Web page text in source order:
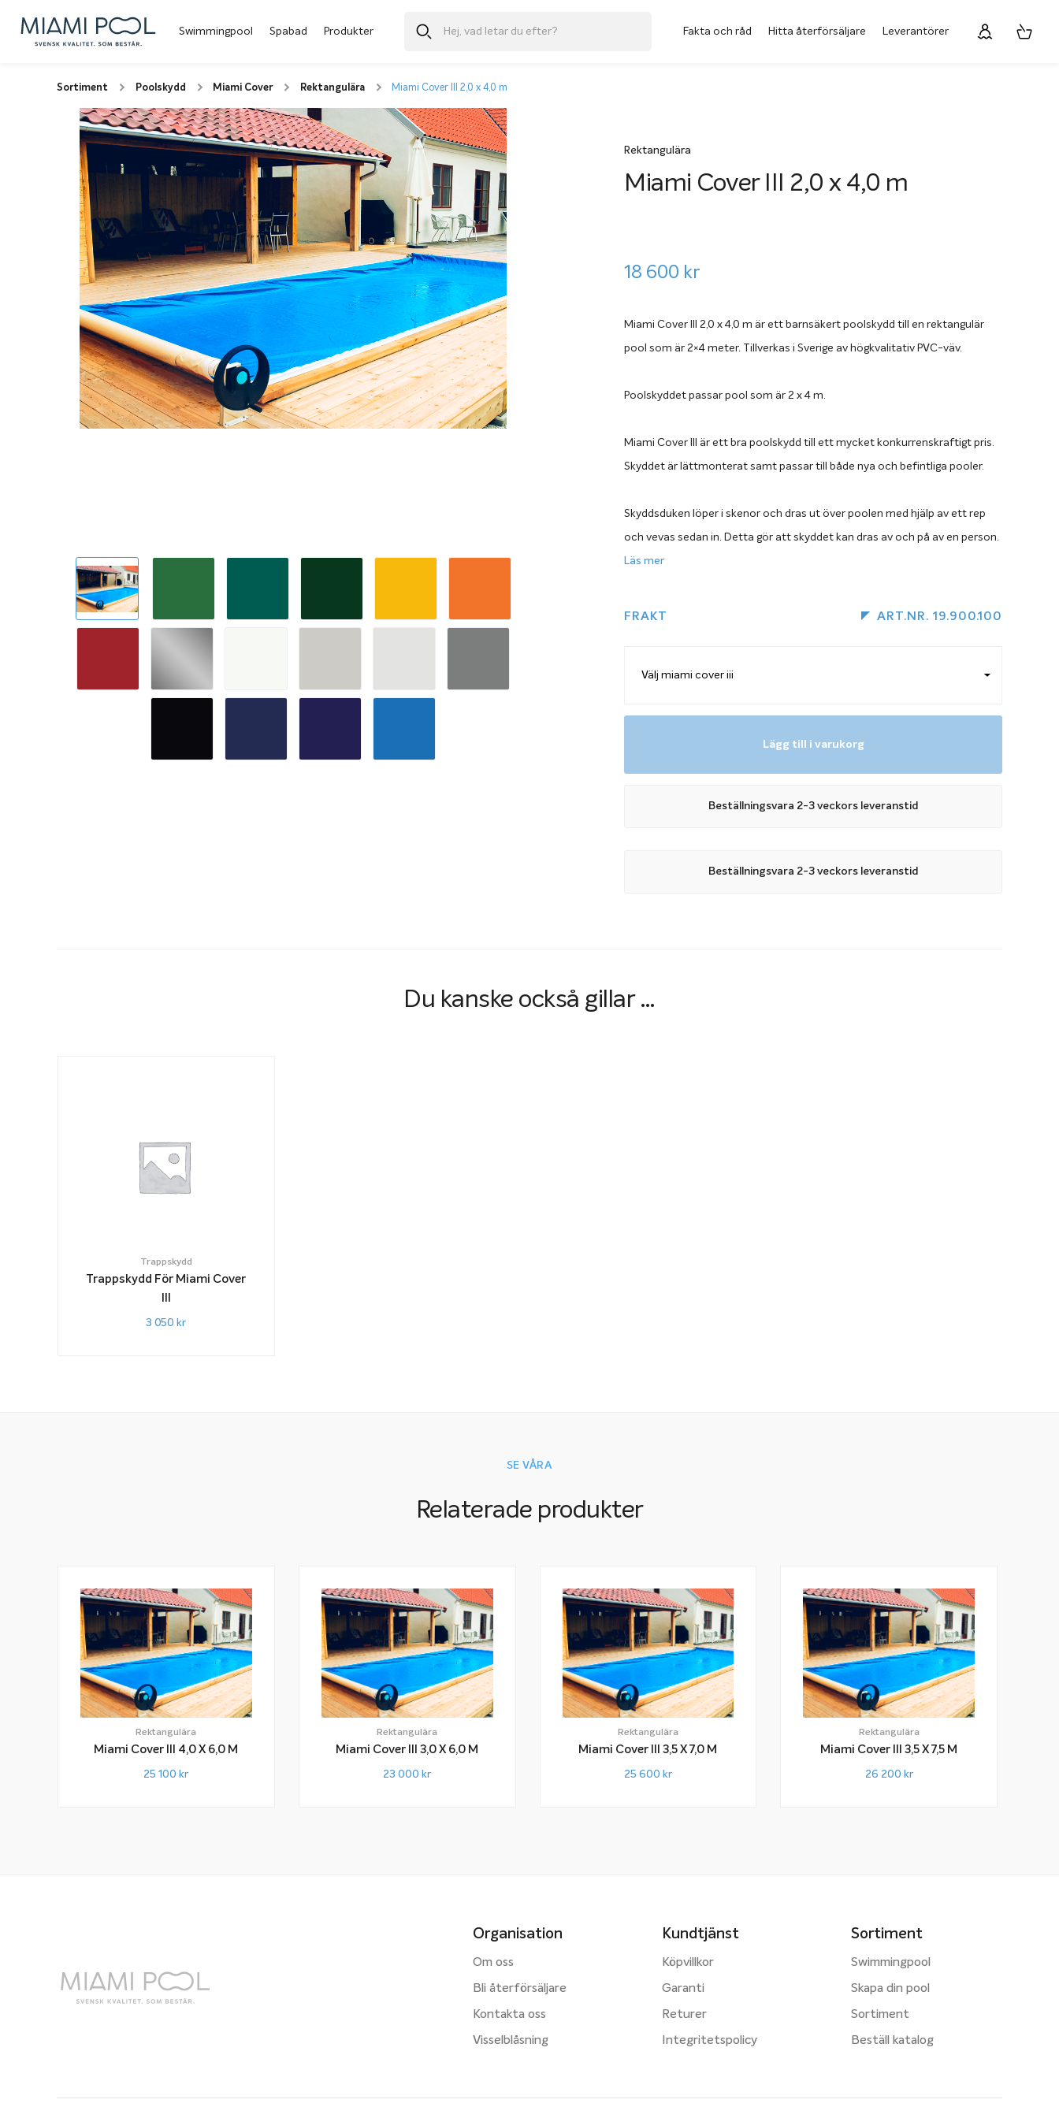
Swimmingpool Spabad Produkter Fakta och råd Hitta återförsäljare Leverantörer
Sortiment Poolskydd Miami Cover Rektangulära Miami Cover III 2,0 x 4,0 m
Rektangulära
Miami Cover III 2,0 x 4,0 m
18 600 kr
Miami Cover III 2,0 x 4,0 m är ett barnsäkert poolskydd till en rektangulär
pool som är 2×4 meter. Tillverkas i Sverige av högkvalitativ PVC-väv.
Poolskyddet passar pool som är 2 x 4 m.
Miami Cover III är ett bra poolskydd till ett mycket konkurrenskraftigt pris.
Skyddet är lättmonterat samt passar till både nya och befintliga pooler.
Skyddsduken löper i skenor och dras ut över poolen med hjälp av ett rep
och vevas sedan in. Detta gör att skyddet kan dras av och på av en person.
du till den produkten i varukorgen tillsammans med den storlek på Miami
du att utrusta skyddet med ett extra trappskydd.
Läs mer
FRAKT ART.NR. 19.900.100
Lägg till i varukorg
Beställningsvara 2-3 veckors leveranstid
Beställningsvara 2-3 veckors leveranstid
Du kanske också gillar …
Trappskydd
Trappskydd För Miami Cover
3 050 kr
SE VÅRA
Relaterade produkter
Rektangulära
Miami Cover III 4,0 X 6,0 M
25 100 kr
Rektangulära
Miami Cover III 3,0 X 6,0 M
23 000 kr
Rektangulära
Miami Cover III 3,5 X 7,0 M
25 600 kr
Rektangulära
Miami Cover III 3,5 X 7,5 M
26 200 kr
Sortiment
Swimmingpool
Skapa din pool
Sortiment
Beställ katalog
Kundtjänst
Köpvillkor
Garanti
Returer
Integritetspolicy
Organisation
Om oss
Bli återförsäljare
Kontakta oss
Visselblåsning